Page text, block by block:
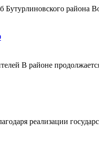
Бутурлиновского
В районе
реализации